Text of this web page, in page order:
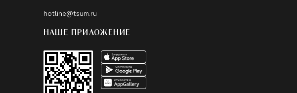
hotline@tsum.ru
НАШЕ ПРИЛОЖЕНИЕ